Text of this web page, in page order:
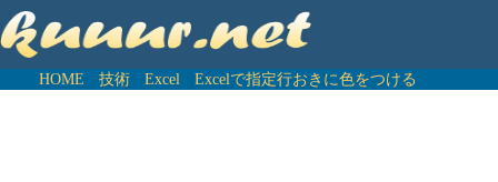
HOME 技術 Excel Excelで指定行おきに色をつける